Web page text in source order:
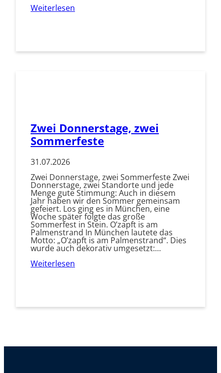
Weiterlesen
Zwei Donnerstage, zwei
Sommerfeste
31.07.2026
Zwei Donnerstage, zwei Sommerfeste Zwei
Donnerstage, zwei Standorte und jede
Menge gute Stimmung: Auch in diesem
Jahr haben wir den Sommer gemeinsam
gefeiert. Los ging es in München, eine
Woche später folgte das große
Sommerfest in Stein. O’zapft is am
Palmenstrand In München lautete das
Motto: „O’zapft is am Palmenstrand“. Dies
wurde auch dekorativ umgesetzt:…
Weiterlesen